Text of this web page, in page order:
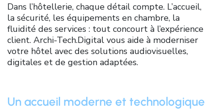
Dans l’hôtellerie, chaque détail compte. L’accueil,
la sécurité, les équipements en chambre, la
fluidité des services : tout concourt à l’expérience
client. Archi-Tech.Digital vous aide à moderniser
votre hôtel avec des solutions audiovisuelles,
digitales et de gestion adaptées.
Un accueil moderne et technologique